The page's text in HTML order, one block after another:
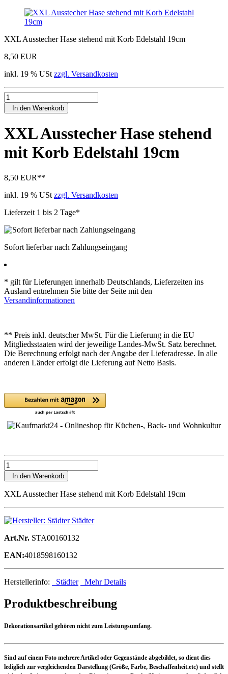
XXL Ausstecher Hase stehend mit Korb Edelstahl 19cm
8,50 EUR
inkl. 19 % USt zzgl. Versandkosten
In den Warenkorb
XXL Ausstecher Hase stehend
mit Korb Edelstahl 19cm
8,50 EUR**
inkl. 19 % USt zzgl. Versandkosten
Lieferzeit 1 bis 2 Tage*
Sofort lieferbar nach Zahlungseingang
* gilt für Lieferungen innerhalb Deutschlands, Lieferzeiten ins
Ausland entnehmen Sie bitte der Seite mit den
Versandinformationen
** Preis inkl. deutscher MwSt. Für die Lieferung in die EU
Mitgliedsstaaten wird der jeweilige Landes-MwSt. Satz berechnet.
Die Berechnung erfolgt nach der Angabe der Lieferadresse. In alle
anderen Länder erfolgt die Lieferung auf Netto Basis.
In den Warenkorb
XXL Ausstecher Hase stehend mit Korb Edelstahl 19cm
Städter
Art.Nr. STA00160132
EAN:4018598160132
Herstellerinfo: Städter Mehr Details
Produktbeschreibung
Dekorationsartikel gehören nicht zum Leistungsumfang.
Sind auf einem Foto mehrere Artikel oder Gegenstände abgebildet, so dient dies
lediglich zur vergleichenden Darstellung (Größe, Farbe, Beschaffenheit.etc) und stellt